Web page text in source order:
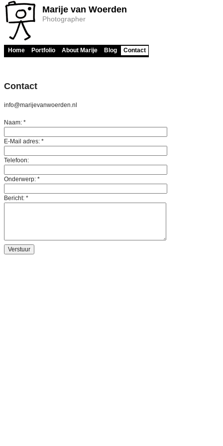
Marije van Woerden
Photographer
Home Portfolio About Marije Blog Contact
Contact
info@marijevanwoerden.nl
Naam: *
E-Mail adres: *
Telefoon:
Onderwerp: *
Bericht: *